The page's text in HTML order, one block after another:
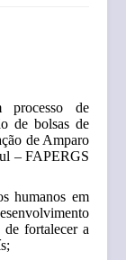
processo de
de bolsas de
de Amparo
– FAPERGS
humanos em
fortalecer a